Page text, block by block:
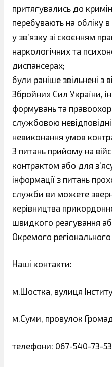
притягувались до
перебувають на обліку в
у зв’язку зі скоєнням
наркологічних та
диспансерах;
були раніше звільнені з
Збройних Сил України,
формувань та
службовою
невиконання умов
З питань прийому на
контрактом або для
інформації з питань
служби ви можете
керівництва
швидкого реагування
Окремого
Наші контакти:
м.Шостка, вулиця
м.Суми, провулок
телефони: 067-540-73-